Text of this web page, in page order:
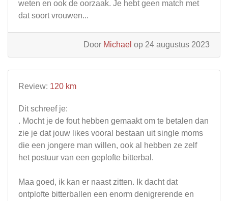
weten en ook de oorzaak. Je hebt geen match met
dat soort vrouwen...
Door Michael op 24 augustus 2023
Review: 120 km
Dit schreef je:
. Mocht je de fout hebben gemaakt om te betalen dan
zie je dat jouw likes vooral bestaan uit single moms
die een jongere man willen, ook al hebben ze zelf
het postuur van een geplofte bitterbal.
Maa goed, ik kan er naast zitten. Ik dacht dat
ontplofte bitterballen een enorm denigrerende en